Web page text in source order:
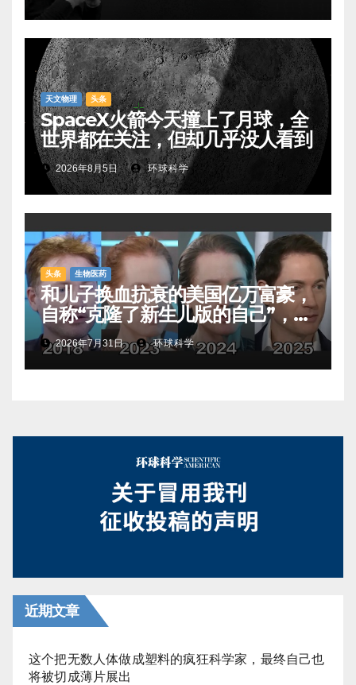
天文物理 头条
SpaceX火箭今天撞上了月球，全
世界都在关注，但却几乎没人看到
2026年8月5日 环球科学
头条 生物医药
和儿子换血抗衰的美国亿万富豪，
自称“克隆了新生儿版的自己”，真
相是……
2026年7月31日 环球科学
近期文章
这个把无数人体做成塑料的疯狂科学家，最终自己也
将被切成薄片展出